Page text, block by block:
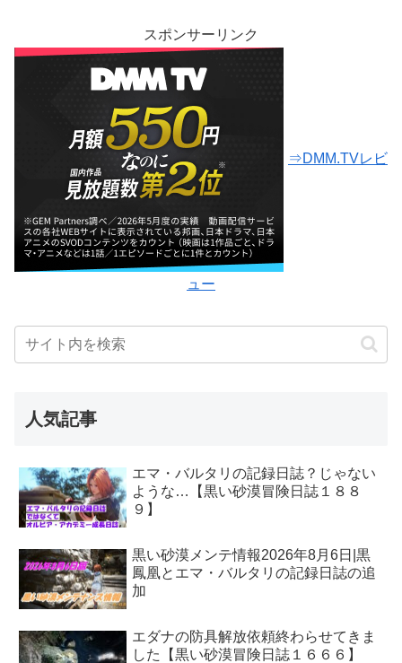
スポンサーリンク
⇒DMM.TVレビ
ュー
人気記事
エマ・バルタリの記録日誌？じゃない
ような…【黒い砂漠冒険日誌１８８
９】
黒い砂漠メンテ情報2026年8月6日|黒
鳳凰とエマ・バルタリの記録日誌の追
加
エダナの防具解放依頼終わらせてきま
した【黒い砂漠冒険日誌１６６６】